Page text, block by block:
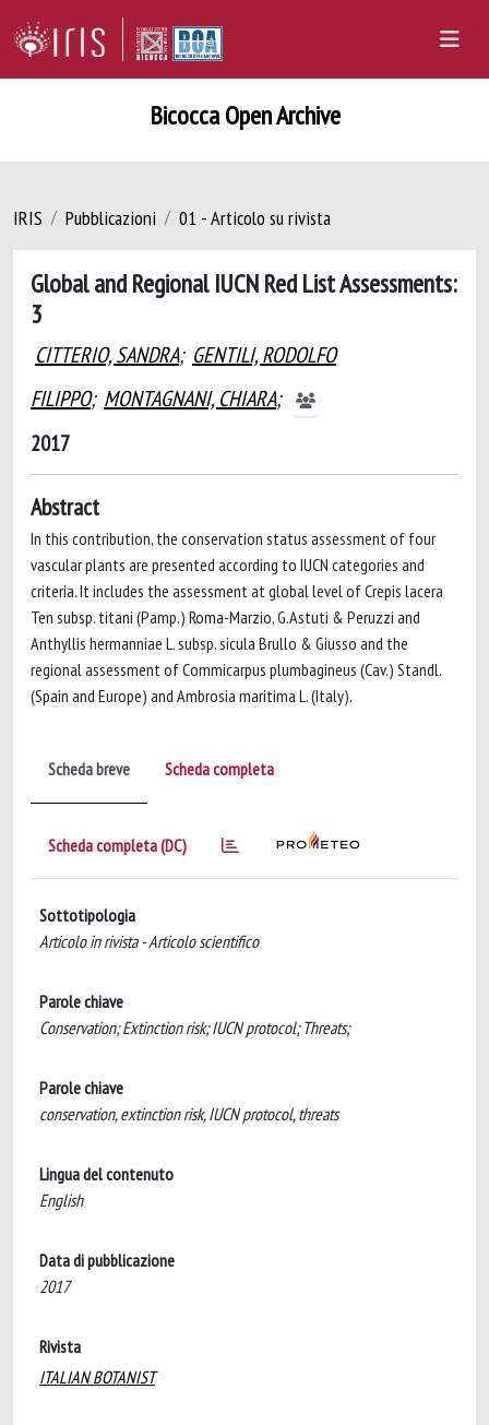
Bicocca Open Archive
IRIS Pubblicazioni 01 - Articolo su rivista
Global and Regional IUCN Red List Assessments:
3
CITTERIO, SANDRA; GENTILI, RODOLFO
FILIPPO; MONTAGNANI, CHIARA;
2017
Abstract
In this contribution, the conservation status assessment of four
vascular plants are presented according to IUCN categories and
criteria. It includes the assessment at global level of Crepis lacera
Ten subsp. titani (Pamp.) Roma-Marzio, G.Astuti & Peruzzi and
Anthyllis hermanniae L. subsp. sicula Brullo & Giusso and the
regional assessment of Commicarpus plumbagineus (Cav.) Standl.
(Spain and Europe) and Ambrosia maritima L. (Italy).
Scheda breve Scheda completa
Scheda completa (DC)
Sottotipologia
Articolo in rivista - Articolo scientifico
Parole chiave
Conservation; Extinction risk; IUCN protocol; Threats;
Parole chiave
conservation, extinction risk, IUCN protocol, threats
Lingua del contenuto
English
Data di pubblicazione
2017
Rivista
ITALIAN BOTANIST